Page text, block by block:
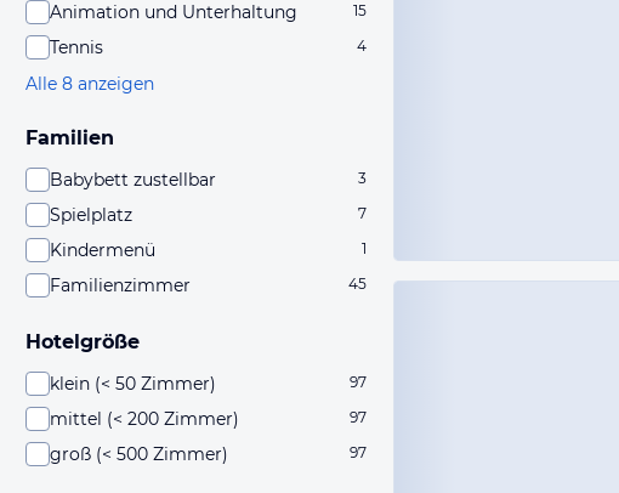
Animation und Unterhaltung 15
Tennis 4
Alle 8 anzeigen
Familien
Babybett zustellbar 3
Spielplatz 7
Kindermenü 1
Familienzimmer 45
Hotelgröße
klein (< 50 Zimmer) 97
mittel (< 200 Zimmer) 97
groß (< 500 Zimmer) 97